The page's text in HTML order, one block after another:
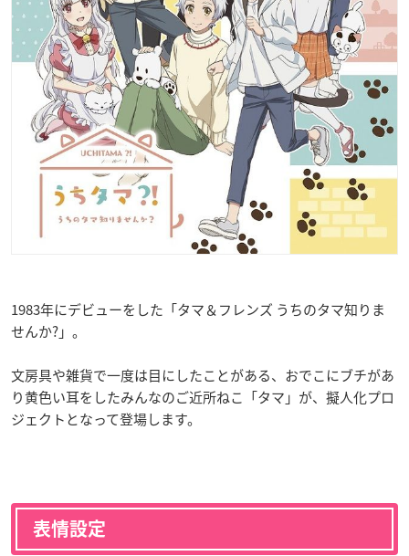
1983年にデビューをした「タマ＆フレンズ うちのタマ知りま
せんか?」。
文房具や雑貨で一度は目にしたことがある、おでこにブチがあ
り黄色い耳をしたみんなのご近所ねこ「タマ」が、擬人化プロ
ジェクトとなって登場します。
表情設定